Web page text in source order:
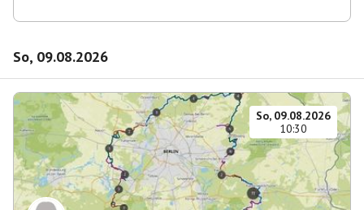
So, 09.08.2026
So, 09.08.2026
10:30